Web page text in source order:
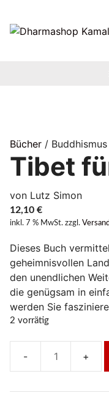
Inhalt
springen
Bücher /
Tibet
von Lutz Simon
12,10 €
inkl. 7 % MwSt. zzgl.
Dieses Buch
geheimnisvollen
den unendlichen
die genügsam in
werden Sie
2 vorrätig